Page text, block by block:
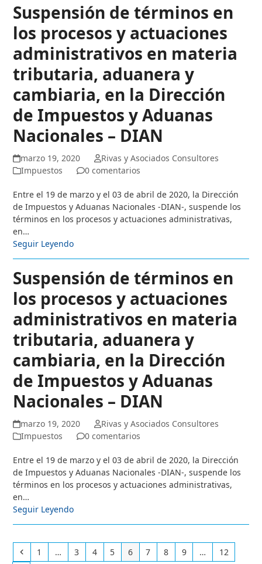
Suspensión de términos en
los procesos y actuaciones
administrativos en materia
tributaria, aduanera y
cambiaria, en la Dirección
de Impuestos y Aduanas
Nacionales – DIAN
marzo 19, 2020
Rivas y Asociados Consultores
Impuestos
0 comentarios
Entre el 19 de marzo y el 03 de abril de 2020, la Dirección
de Impuestos y Aduanas Nacionales -DIAN-, suspende los
términos en los procesos y actuaciones administrativas,
en…
Seguir Leyendo
Suspensión de términos en
los procesos y actuaciones
administrativos en materia
tributaria, aduanera y
cambiaria, en la Dirección
de Impuestos y Aduanas
Nacionales – DIAN
marzo 19, 2020
Rivas y Asociados Consultores
Impuestos
0 comentarios
Entre el 19 de marzo y el 03 de abril de 2020, la Dirección
de Impuestos y Aduanas Nacionales -DIAN-, suspende los
términos en los procesos y actuaciones administrativas,
en…
Seguir Leyendo
Anterior
Page
1 … Page
3 Page
4 Page
5 Page
6 Page
7 Page
8 Page
9 … Page
12